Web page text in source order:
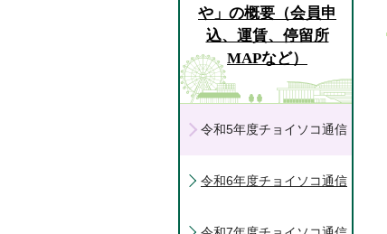
や」の概要（会員申
込、運賃、停留所
MAPなど）
令和5年度チョイソコ通信
令和6年度チョイソコ通信